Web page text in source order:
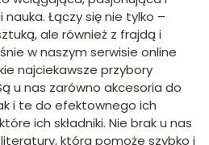
Łączy się nie tylko –
ale również z frajdą i
w naszym serwisie online
najciekawsze przybory
u nas zarówno akcesoria do
i te do efektownego ich
ich składniki. Nie brak u nas
która pomoże szybko i